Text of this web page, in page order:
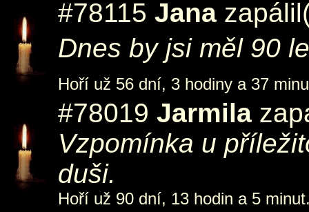
#78115 Jana
Dnes by jsi měl 90
Hoří už 56 dní, 3 hodiny a 37
#78019 Jarmila
Vzpomínka u
duši.
Hoří už 90 dní, 13 hodin a 5